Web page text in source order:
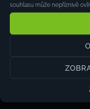
souhlasu může nepříznivě